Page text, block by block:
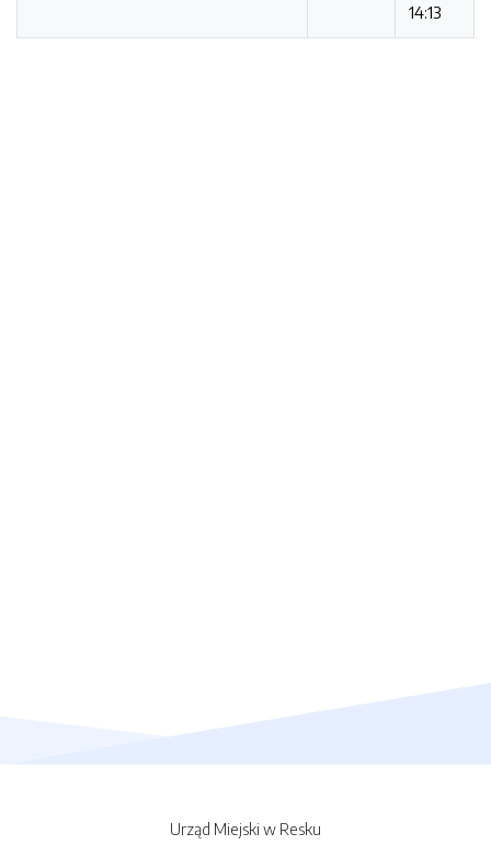
14:13
Urząd Miejski w Resku